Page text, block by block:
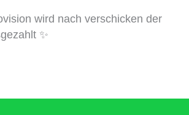
wird nach verschicken der
✨